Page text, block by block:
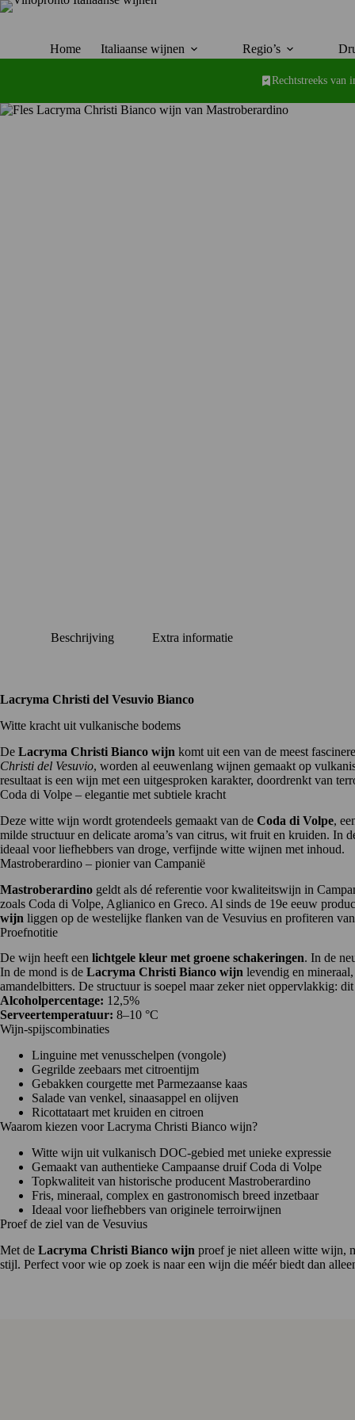
Ga
Home Italiaanse wijnen Regio’s
Rechtstreeks van
Beschrijving Extra informatie
Lacryma Christi del Vesuvio Bianco
Witte kracht uit vulkanische bodems
De Lacryma Christi Bianco wijn komt uit een van de meest
Christi del Vesuvio, worden al eeuwenlang wijnen gemaakt op
resultaat is een wijn met een uitgesproken karakter, doordrenkt van
Coda di Volpe – elegantie met subtiele kracht
Deze witte wijn wordt grotendeels gemaakt van de Coda di Volpe,
milde structuur en delicate aroma’s van citrus, wit fruit en kruiden. In
ideaal voor liefhebbers van droge, verfijnde witte wijnen met inhoud.
Mastroberardino – pionier van Campanië
Mastroberardino geldt als dé referentie voor kwaliteitswijn in
zoals Coda di Volpe, Aglianico en Greco. Al sinds de 19e eeuw
wijn liggen op de westelijke flanken van de Vesuvius en profiteren
Proefnotitie
De wijn heeft een lichtgele kleur met groene schakeringen. In de
In de mond is de Lacryma Christi Bianco wijn levendig en
amandelbitters. De structuur is soepel maar zeker niet oppervlakkig:
Alcoholpercentage: 12,5%
Serveertemperatuur: 8–10 °C
Wijn-spijscombinaties
Linguine met venusschelpen (vongole)
Gegrilde zeebaars met citroentijm
Gebakken courgette met Parmezaanse kaas
Salade van venkel, sinaasappel en olijven
Ricottataart met kruiden en citroen
Waarom kiezen voor Lacryma Christi Bianco wijn?
Witte wijn uit vulkanisch DOC-gebied met unieke expressie
Gemaakt van authentieke Campaanse druif Coda di Volpe
Topkwaliteit van historische producent Mastroberardino
Fris, mineraal, complex en gastronomisch breed inzetbaar
Ideaal voor liefhebbers van originele terroirwijnen
Proef de ziel van de Vesuvius
Met de Lacryma Christi Bianco wijn proef je niet alleen witte wijn,
stijl. Perfect voor wie op zoek is naar een wijn die méér biedt dan